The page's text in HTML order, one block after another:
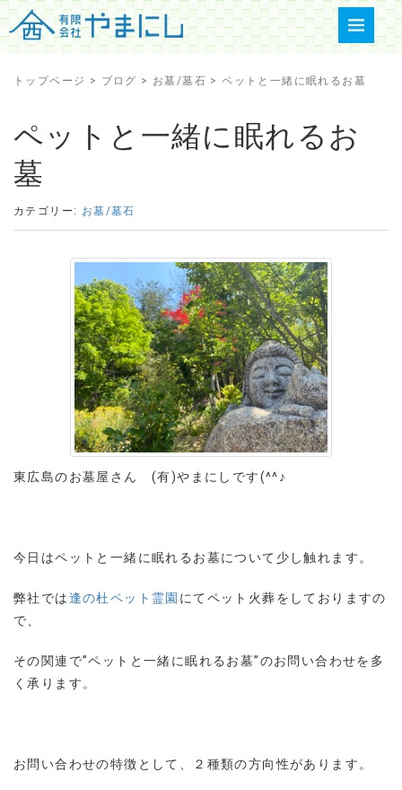
トップページ > ブログ > お墓/墓石 >ペットと一緒に眠れるお墓
ペットと一緒に眠れるお
墓
カテゴリー: お墓/墓石
東広島のお墓屋さん (有)やまにしです(^^♪
今日はペットと一緒に眠れるお墓について少し触れます。
弊社では逢の杜ペット霊園 にてペット火葬をしておりますの
で、
その関連で”ペットと一緒に眠れるお墓”のお問い合わせを多
く承ります。
お問い合わせの特徴として、２種類の方向性があります。